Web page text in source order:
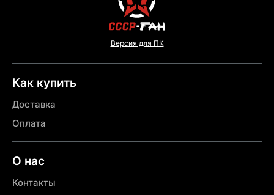
Версия для ПК
Как купить
Доставка
Оплата
О нас
Контакты